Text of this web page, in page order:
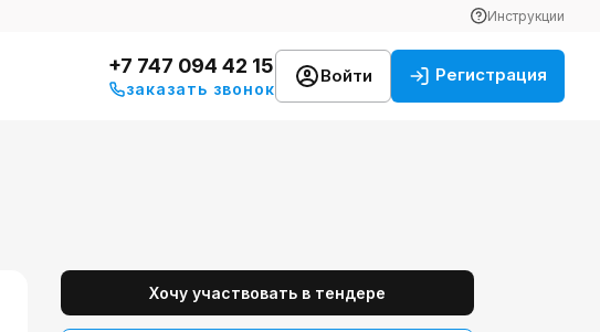
Инструкции
+7 747 094 42 15
заказать звонок
Войти Регистрация
Хочу участвовать в тендере